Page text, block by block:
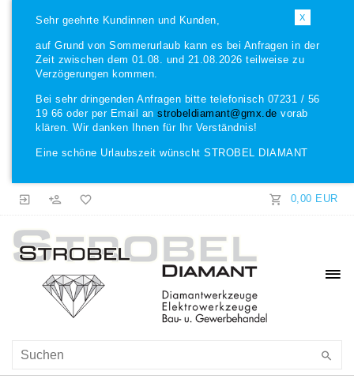
X
Sehr geehrte Kundinnen und Kunden,
auf Grund von Sommerurlaub kann es bei Anfragen in der
Zeit zwischen dem 01.08. und 21.08.2026 teilweise zu
Verzögerungen kommen.
Bei sehr dringenden Anfragen bitte telefonisch 07231 / 56
19 66 oder per Email an strobeldiamant@gmx.de vorab
klären. Wir danken Ihnen für Ihr Verständnis!
Eine schöne Urlaubszeit wünscht STROBEL DIAMANT
0,00 EUR